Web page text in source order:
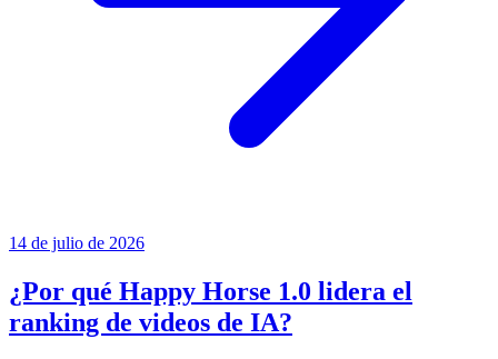
14 de julio de 2026
¿Por qué Happy Horse 1.0 lidera el
ranking de videos de IA?